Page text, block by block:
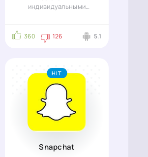
индивидуальными
360 126 5.1
Snapchat
HIT